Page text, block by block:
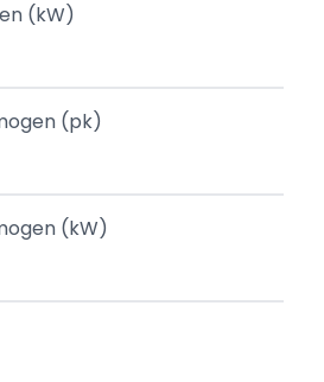
(kW)
(pk)
(kW)